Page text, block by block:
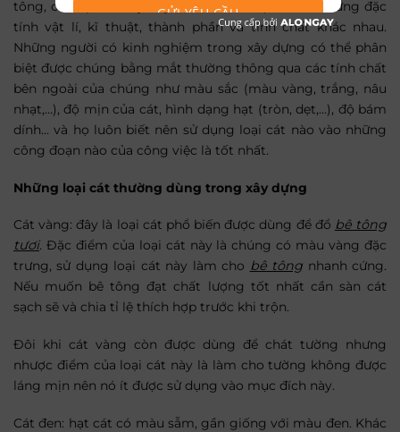
tông, cát lấp, cát xây hay cát trộn vữa,…) đều có những đặc
tính vật lí, kĩ thuật, thành phần và tính chất khác nhau.
Những người có kinh nghiệm trong xây dựng có thể phân
biệt được chúng bằng mắt thường thông qua các tính chất
bên ngoài của chúng như màu sắc (màu vàng, trắng, nâu
nhạt,…), độ mịn của cát, hình dạng hạt (tròn, dẹt,…), độ bám
dính… và họ luôn biết nên sử dụng loại cát nào vào những
công đoạn nào của công việc là tốt nhất.
Những loại cát thường dùng trong xây dựng
Cát vàng: đây là loại cát phổ biến được dùng để đổ bê tông
tươi. Đặc điểm của loại cát này là chúng có màu vàng đặc
trưng, sử dụng loại cát này làm cho bê tông nhanh cứng.
Nếu muốn bê tông đạt chất lượng tốt nhất cần sàn cát
sạch sẽ và chia tỉ lệ thích hợp trước khi trộn.
Đôi khi cát vàng còn được dùng để chát tường nhưng
nhược điểm của loại cát này là làm cho tường không được
láng mịn nên nó ít được sử dụng vào mục đích này.
Cát đen: hạt cát có màu sẫm, gần giống với màu đen. Khác
GỬI YÊU CẦU